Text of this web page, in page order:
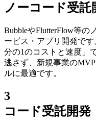
ノーコード受託
BubbleやFlutterFlow等の
ービス・アプリ開発で
分の1のコストと速度」
逃さず、新規事業の
ルに最適です。
3
コード受託開発